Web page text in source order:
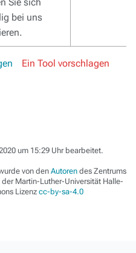
bei uns
Ein Tool vorschlagen
um 15:29 Uhr bearbeitet.
von denAutoren des Zentrums
Martin-Luther-Universität Halle-
Lizenz cc-by-sa-4.0